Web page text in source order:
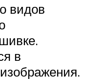
видов
в